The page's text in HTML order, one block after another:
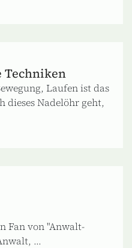
Techniken
Laufen ist das
dieses Nadelöhr geht,
Fan von "Anwalt-
...